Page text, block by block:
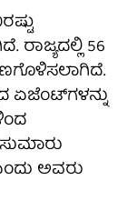
56
ಏಜೆಂಟ್‌ಗಳನ್ನು
ಅವರು